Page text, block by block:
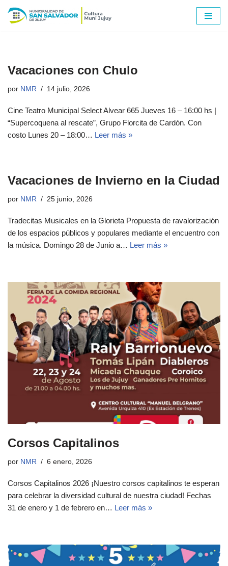
Vacaciones con Chulo
por NMR 14 julio, 2026
Cine Teatro Municipal Select Alvear 665 Jueves 16 – 16:00 hs |
“Supercoquena al rescate”, Grupo Florcita de Cardón. Con
costo Lunes 20 – 18:00… Leer más »
Vacaciones de Invierno en la Ciudad
por NMR 25 junio, 2026
Tradecitas Musicales en la Glorieta Propuesta de ravalorización
de los espacios públicos y populares mediante el encuentro con
la música. Domingo 28 de Junio a… Leer más »
Corsos Capitalinos
por NMR 6 enero, 2026
Corsos Capitalinos 2026 ¡Nuestro corsos capitalinos te esperan
para celebrar la diversidad cultural de nuestra ciudad! Fechas
31 de enero y 1 de febrero en… Leer más »